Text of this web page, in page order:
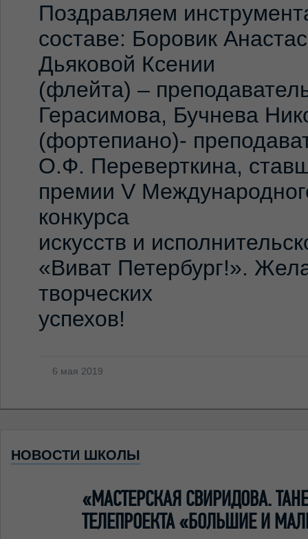
Поздравляем
составе: Боровик
Дьяковой Ксении
(флейта) –
Герасимова, Бучнева
(фортепиано)-
О.Ф. Переверткина,
премии V
конкурса
искусств и
«Виват Петербург!».
творческих
успехов!
6 мая 2019
НОВОСТИ ШКОЛЫ
«МАСТЕРСКАЯ СВИРИДОВА.
ТЕЛЕПРОЕКТА «БОЛЬШИЕ И